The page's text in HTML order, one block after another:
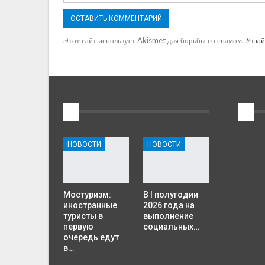
Этот сайт использует Akismet для борьбы со спамом.
НОВОСТИ
Мостуризм:
иностранные
туристы в
первую
очередь едут
в…
НОВОСТИ
В I полугодии
2026 года на
выполнение
социальных…